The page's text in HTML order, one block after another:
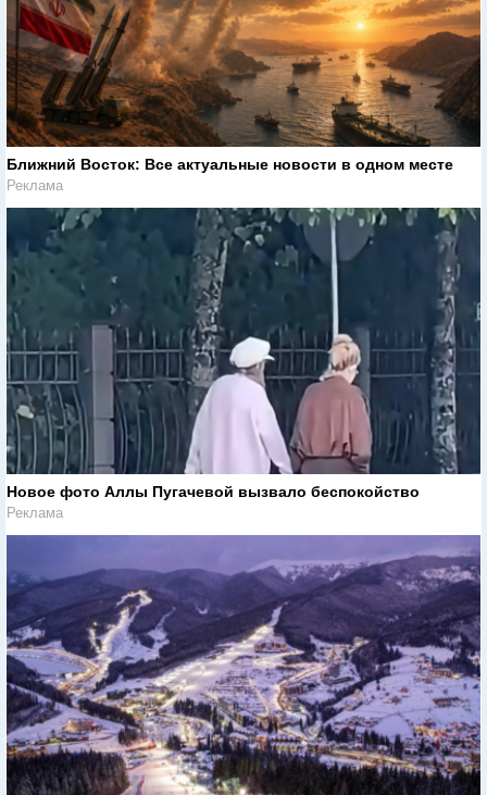
Ближний Восток: Все актуальные новости в одном месте
Реклама
Новое фото Аллы Пугачевой вызвало беспокойство
Реклама